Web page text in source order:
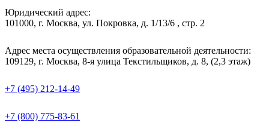
Юридический адрес:
101000, г. Москва, ул. Покровка, д. 1/13/6 , стр. 2
Адрес места осуществления образовательной деятельности:
109129, г. Москва, 8-я улица Текстильщиков, д. 8, (2,3 этаж)
+7 (495) 212-14-49
+7 (800) 775-83-61